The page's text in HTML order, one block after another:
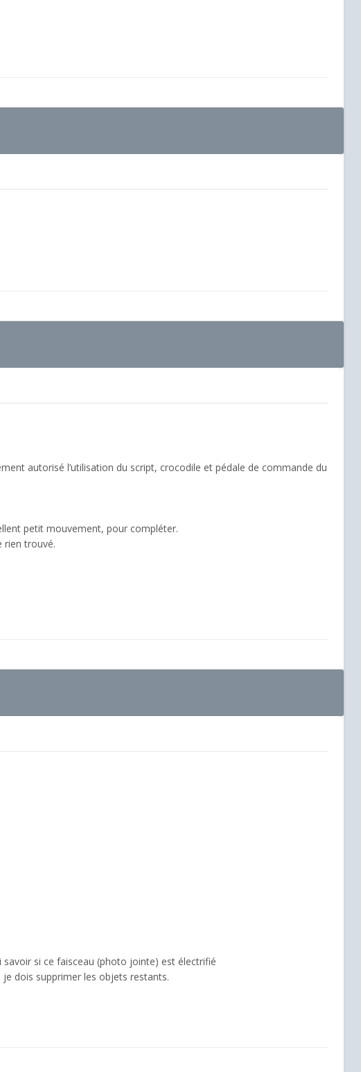
autorisé l’utilisation du script, crocodile et pédale de commande du
petit mouvement, pour compléter.
rien trouvé.
si ce faisceau (photo jointe) est électrifié
dois supprimer les objets restants.